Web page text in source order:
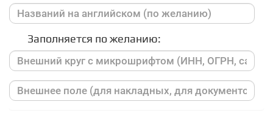
Заполняется по желанию: